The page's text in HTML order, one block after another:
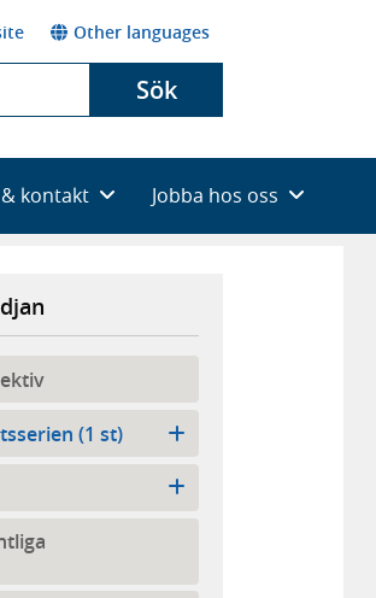
Other languages
Sök
kontakt Jobba hos oss
(1 st)